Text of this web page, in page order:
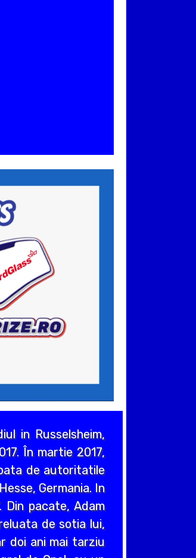
in Russelsheim,
În martie 2017,
de autoritatile
Germania. In
Din pacate, Adam
de sotia lui,
doi ani mai tarziu